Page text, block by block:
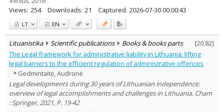
Views: 254 Downloads: 21 Captured: 2026-07-30 00:00:43
LT EN
Lituanistika Scientific publications Books & books parts [20.82]
The Legal framework for administrative liability in Lithuania: lifting
legal barriers to the efficient regulation of administrative offences
Gedmintaitė, Audronė
Legal developments during 30 years of Lithuanian independence:
overview of legal accomplishments and challenges in Lithuania. Cham
: Springer, 2021, P. 19-42